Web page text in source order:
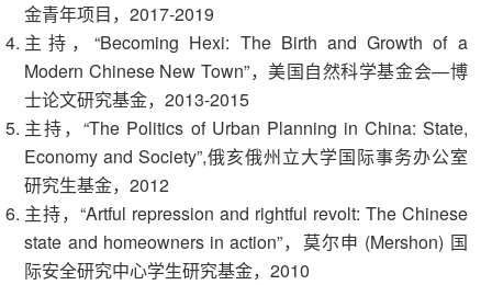
金青年项目，2017-2019
主持，“Becoming Hexi: The Birth and Growth of a
Modern Chinese New Town”，美国自然科学基金会—博
士论文研究基金，2013-2015
主持，“The Politics of Urban Planning in China: State,
Economy and Society”,俄亥俄州立大学国际事务办公室
研究生基金，2012
主持，“Artful repression and rightful revolt: The Chinese
state and homeowners in action”，莫尔申 (Mershon) 国
际安全研究中心学生研究基金，2010